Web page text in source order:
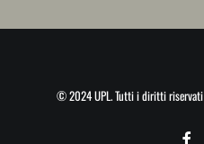
© 2024 UPL. Tutti i diritti riservati